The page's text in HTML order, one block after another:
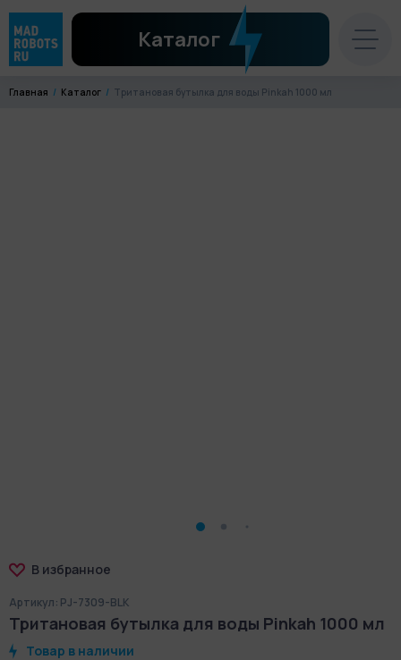
Каталог
Главная Каталог Тритановая бутылка для воды Pinkah 1000 мл
В избранное
Артикул: PJ-7309-BLK
Тритановая бутылка для воды Pinkah 1000 мл
Товар в наличии